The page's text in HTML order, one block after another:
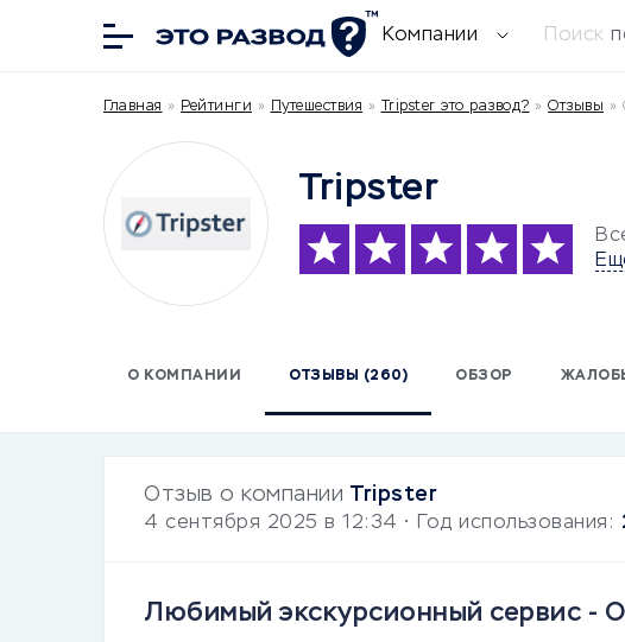
Компании Поиск
Главная » Рейтинги » Путешествия » Tripster это развод? » Отзывы »
Tripster
О КОМПАНИИ ОТЗЫВЫ (260) ОБЗОР
Отзыв о компании Tripster
4 сентября 2025 в 12:34 • Год использования:
Любимый экскурсионный сервис -